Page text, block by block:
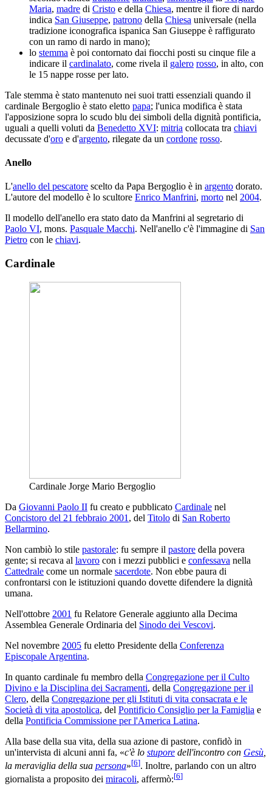
Maria, madre di Cristo e della Chiesa, mentre il fiore di nardo
indica San Giuseppe, patrono della Chiesa universale (nella
tradizione iconografica ispanica San Giuseppe è raffigurato
con un ramo di nardo in mano);
lo stemma è poi contornato dai fiocchi posti su cinque file a
indicare il cardinalato, come rivela il galero rosso, in alto, con
le 15 nappe rosse per lato.
Tale stemma è stato mantenuto nei suoi tratti essenziali quando il
cardinale Bergoglio è stato eletto papa; l'unica modifica è stata
l'apposizione sopra lo scudo blu dei simboli della dignità pontificia,
uguali a quelli voluti da Benedetto XVI: mitria collocata tra chiavi
decussate d'oro e d'argento, rilegate da un cordone rosso.
Anello
L'anello del pescatore scelto da Papa Bergoglio è in argento dorato.
L'autore del modello è lo scultore Enrico Manfrini, morto nel 2004.
Il modello dell'anello era stato dato da Manfrini al segretario di
Paolo VI, mons. Pasquale Macchi. Nell'anello c'è l'immagine di San
Pietro con le chiavi.
Cardinale
Cardinale Jorge Mario Bergoglio
Da Giovanni Paolo II fu creato e pubblicato Cardinale nel
Concistoro del 21 febbraio 2001 , del Titolo di San Roberto
Bellarmino.
Non cambiò lo stile pastorale: fu sempre il pastore della povera
gente; si recava al lavoro con i mezzi pubblici e confessava nella
Cattedrale come un normale sacerdote. Non ebbe paura di
confrontarsi con le istituzioni quando dovette difendere la dignità
umana.
Nell'ottobre 2001 fu Relatore Generale aggiunto alla Decima
Assemblea Generale Ordinaria del Sinodo dei Vescovi.
Nel novembre 2005 fu eletto Presidente della Conferenza
Episcopale Argentina.
In quanto cardinale fu membro della Congregazione per il Culto
Divino e la Disciplina dei Sacramenti, della Congregazione per il
Clero, della Congregazione per gli Istituti di vita consacrata e le
Società di vita apostolica, del Pontificio Consiglio per la Famiglia e
della Pontificia Commissione per l'America Latina.
Alla base della sua vita, della sua azione di pastore, confidò in
un'intervista di alcuni anni fa, «c'è lo stupore dell'incontro con Gesù
la meraviglia della sua persona»[6]. Inoltre, parlando con un altro
giornalista a proposito dei miracoli, affermò:[6]